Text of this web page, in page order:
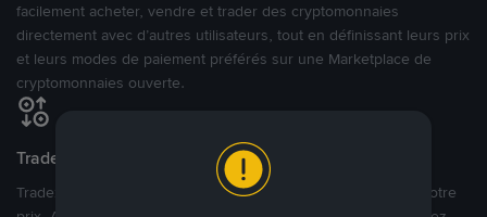
facilement acheter, vendre et trader des cryptomonnaies
directement avec d’autres utilisateurs, tout en définissant leurs prix
et leurs modes de paiement préférés sur une Marketplace de
cryptomonnaies ouverte.
Tradez à des prix avantageux pour vous
Tradez des cryptos en étant libres d’acheter et de vendre à votre